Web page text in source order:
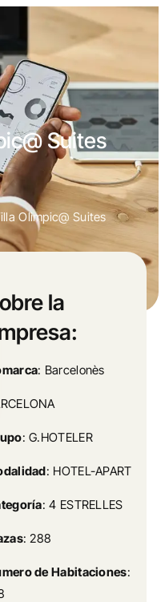
Suites
Olimpic@ Suites
la
: Barcelonès
: G.HOTELER
: HOTEL-APART
: 4 ESTRELLES
: 288
de Habitaciones: